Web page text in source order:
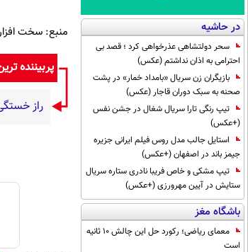
در حاشیه
سحر دولتشاهی عذرخواهی کرد ؛ قصد بی
احترامی به اذان نداشتم (عکس)
بازیگران زن سریال «بامداد خمار» در پشت
صحنه به سبک دوران قاجار (عکس)
تیپ رنگی تارا سریال شغال در جشن نفس
(+عکس)
استایل جالب مدل روس فیلم ایرانی جزیره
جیمز باند در اصفهان (+عکس)
تیپ مشکی و خاص فریبا نادری ستاره سریال
ستایش در آیین مهرورزی (+عکس)
باشگاه مغز
معمای ریاضی؛ رکورد حل این چالش 10 ثانیه
است
منبع: سخت
پربیننده
راز